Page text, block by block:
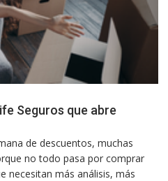
Seguros que abre
de descuentos, muchas
no todo pasa por comprar
necesitan más análisis, más